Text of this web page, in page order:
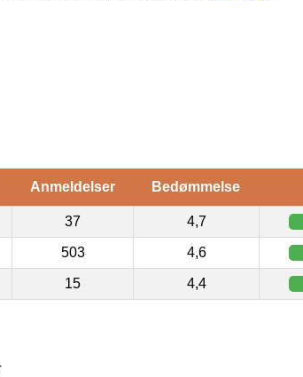
Anmeldelser Bedømmelse
37 4,7
503 4,6
15 4,4